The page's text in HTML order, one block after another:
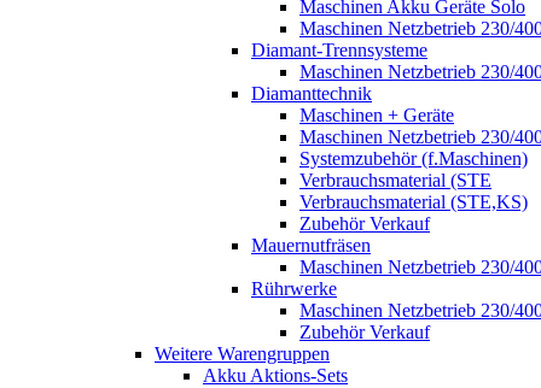
Maschinen Akku Geräte Solo
Maschinen Netzbetrieb 230/
Diamant-Trennsysteme
Maschinen Netzbetrieb 230/
Diamanttechnik
Maschinen + Geräte
Maschinen Netzbetrieb 230/
Systemzubehör (f.Maschinen)
Verbrauchsmaterial (STE
Verbrauchsmaterial (STE,KS)
Zubehör Verkauf
Mauernutfräsen
Maschinen Netzbetrieb 230/
Rührwerke
Maschinen Netzbetrieb 230/
Zubehör Verkauf
Weitere Warengruppen
Akku Aktions-Sets